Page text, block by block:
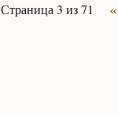
Страница 3 из 71 «